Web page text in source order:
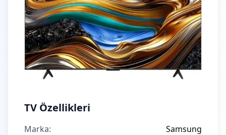
TV Özellikleri
Marka:
Samsung